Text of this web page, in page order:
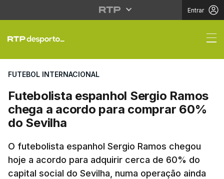
Entrar
Futebolista espanhol
FUTEBOL INTERNACIONAL
Futebolista espanhol Sergio Ramos
chega a acordo para comprar 60%
do Sevilha
O futebolista espanhol Sergio Ramos chegou
hoje a acordo para adquirir cerca de 60% do
capital social do Sevilha, numa operação ainda